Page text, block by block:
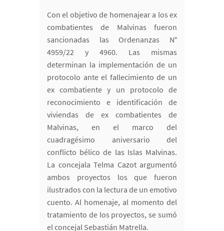
Con el objetivo de homenajear a los ex
combatientes de Malvinas fueron
sancionadas las Ordenanzas N°
4959/22 y 4960. Las mismas
determinan la implementación de un
protocolo ante el fallecimiento de un
ex combatiente y un protocolo de
reconocimiento e identificación de
viviendas de ex combatientes de
Malvinas, en el marco del
cuadragésimo aniversario del
conflicto bélico de las Islas Malvinas.
La concejala Telma Cazot argumentó
ambos proyectos los que fueron
ilustrados con la lectura de un emotivo
cuento. Al homenaje, al momento del
tratamiento de los proyectos, se sumó
el concejal Sebastián Matrella.